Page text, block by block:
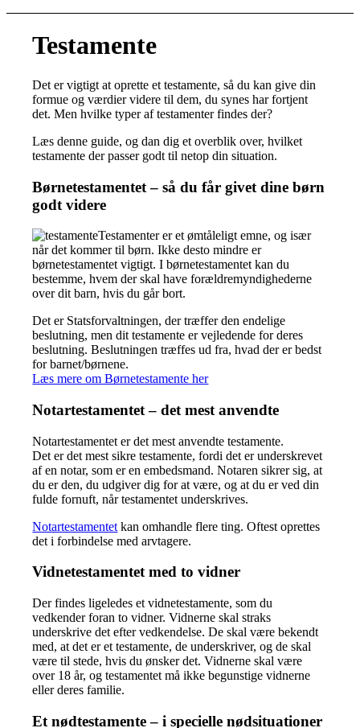
Testamente
Det er vigtigt at oprette et testamente, så du kan give din
formue og værdier videre til dem, du synes har fortjent
det. Men hvilke typer af testamenter findes der?
Læs denne guide, og dan dig et overblik over, hvilket
testamente der passer godt til netop din situation.
Børnetestamentet – så du får givet dine børn
godt videre
Testamenter er et ømtåleligt emne, og især
når det kommer til børn. Ikke desto mindre er
børnetestamentet vigtigt. I børnetestamentet kan du
bestemme, hvem der skal have forældremyndighederne
over dit barn, hvis du går bort.
Det er Statsforvaltningen, der træffer den endelige
beslutning, men dit testamente er vejledende for deres
beslutning. Beslutningen træffes ud fra, hvad der er bedst
for barnet/børnene.
Læs mere om Børnetestamente her
Notartestamentet – det mest anvendte
Notartestamentet er det mest anvendte testamente.
Det er det mest sikre testamente, fordi det er underskrevet
af en notar, som er en embedsmand. Notaren sikrer sig, at
du er den, du udgiver dig for at være, og at du er ved din
fulde fornuft, når testamentet underskrives.
Notartestamentet kan omhandle flere ting. Oftest oprettes
det i forbindelse med arvtagere.
Vidnetestamentet med to vidner
Der findes ligeledes et vidnetestamente, som du
vedkender foran to vidner. Vidnerne skal straks
underskrive det efter vedkendelse. De skal være bekendt
med, at det er et testamente, de underskriver, og de skal
være til stede, hvis du ønsker det. Vidnerne skal være
over 18 år, og testamentet må ikke begunstige vidnerne
eller deres familie.
Et nødtestamente – i specielle nødsituationer